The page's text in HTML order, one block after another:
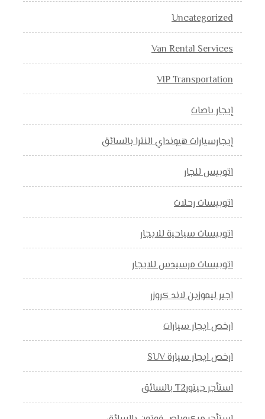
Uncategorized
Van Rental Services
VIP Transportation
إيجار باصات
إيجارسيارات هيونداي النترا بالسائق
اتوبيس للجار
اتوبيسات رحلات
اتوبيسات سياحية للايجار
اتوبيسات مرسيدس للايجار
اجير ليموزين لاند كروزر
ارخص ايجار سيارات
ارخص ايجار سيارة SUV
استأجر جيتورT2 بالسائق